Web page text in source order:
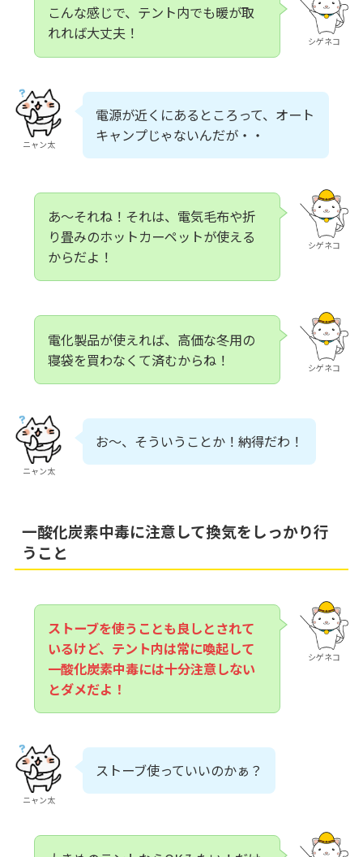
シゲネコ
こんな感じで、テント内でも暖が取
れれば大丈夫！
ニャン太
電源が近くにあるところって、オート
キャンプじゃないんだが・・
シゲネコ
あ～それね！それは、電気毛布や折
り畳みのホットカーペットが使える
からだよ！
シゲネコ
電化製品が使えれば、高価な冬用の
寝袋を買わなくて済むからね！
ニャン太
お～、そういうことか！納得だわ！
一酸化炭素中毒に注意して換気をしっかり行
うこと
シゲネコ
ストーブを使うことも良しとされて
いるけど、テント内は常に喚起して
一酸化炭素中毒には十分注意しない
とダメだよ！
ニャン太
ストーブ使っていいのかぁ？